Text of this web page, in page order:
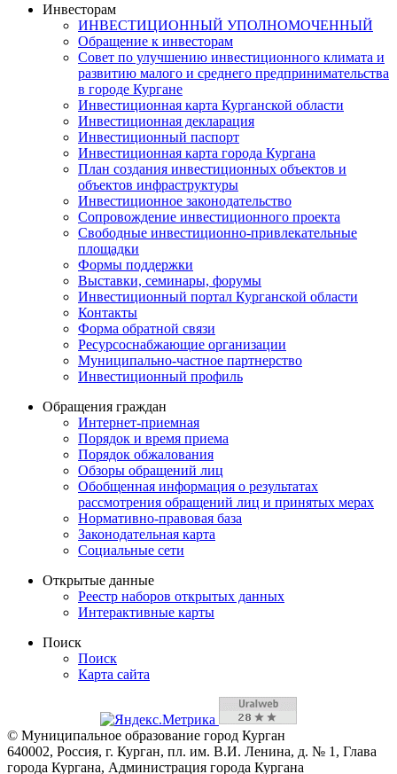
Инвесторам
ИНВЕСТИЦИОННЫЙ УПОЛНОМОЧЕННЫЙ
Обращение к инвесторам
Совет по улучшению инвестиционного климата и
развитию малого и среднего предпринимательства
в городе Кургане
Инвестиционная карта Курганской области
Инвестиционная декларация
Инвестиционный паспорт
Инвестиционная карта города Кургана
План создания инвестиционных объектов и
объектов инфраструктуры
Инвестиционное законодательство
Сопровождение инвестиционного проекта
Свободные инвестиционно-привлекательные
площадки
Формы поддержки
Выставки, семинары, форумы
Инвестиционный портал Курганской области
Контакты
Форма обратной связи
Ресурсоснабжающие организации
Муниципально-частное партнерство
Инвестиционный профиль
Обращения граждан
Интернет-приемная
Порядок и время приема
Порядок обжалования
Обзоры обращений лиц
Обобщенная информация о результатах
рассмотрения обращений лиц и принятых мерах
Нормативно-правовая база
Законодательная карта
Социальные сети
Открытые данные
Реестр наборов открытых данных
Интерактивные карты
Поиск
Поиск
Карта сайта
© Муниципальное образование город Курган
640002, Россия, г. Курган, пл. им. В.И. Ленина, д. № 1, Глава
города Кургана, Администрация города Кургана